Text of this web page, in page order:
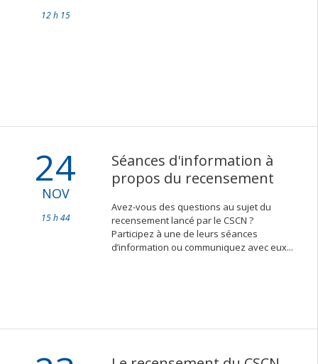
12 h 15
24
NOV
15 h 44
Séances d'information à
propos du recensement
Avez-vous des questions au sujet du
recensement lancé par le CSCN ?
Participez à une de leurs séances
d’information ou communiquez avec eux...